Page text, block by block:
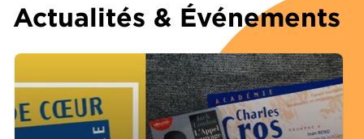
Actualités & Événements